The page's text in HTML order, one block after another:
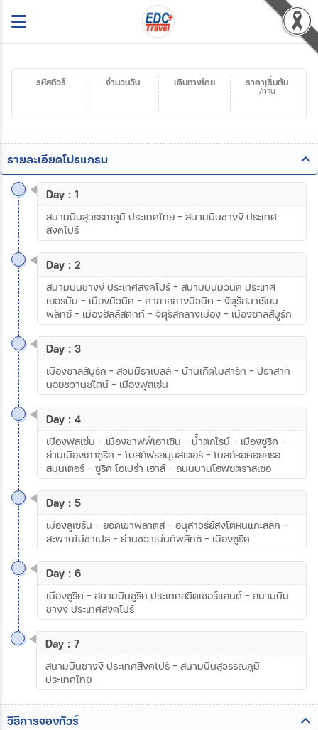
รหัสทัวร์ จำนวนวัน ราคาเริ่มต้น
/ท่าน
เดินทางโดย
รายละเอียดโปรแกรม
Day : 1
สนามบินสุวรรณภูมิ ประเทศไทย - สนามบินชางงี ประเทศ
สิงคโปร์
Day : 2
สนามบินชางงี ประเทศสิงคโปร์ – สนามบินมิวนิค ประเทศ
เยอรมัน – เมืองมิวนิค – ศาลากลางมิวนิค – จัตุรัสมาเรียน
พลัทซ์ – เมืองฮัลล์สตัทท์ – จัตุรัสกลางเมือง – เมืองซาลส์บูร์ก
Day : 3
เมืองซาลส์บูร์ก – สวนมิราเบลล์ – บ้านเกิดโมสาร์ท – ปราสาท
นอยชวานซไตน์ – เมืองฟุสเซ่น
Day : 4
เมืองฟุสเซ่น – เมืองชาฟฟ์เฮาเซิน – น้ำตกไรน์ – เมืองซูริค –
ย่านเมืองเก่าซูริค – โบสถ์ฟรอมุนสเตอร์ – โบสถ์หอคอยกรอ
สมุนเตอร์ – ซูริค โอเปร่า เฮาส์ – ถนนบานโฮฟซตราสเซอ
Day : 5
เมืองลูเซิร์น – ยอดเขาพิลาตุส – อนุสาวรีย์สิงโตหินแกะสลัก –
สะพานไม้ชาเปล – ย่านชวาเน่นท์พลัทซ์ – เมืองซูริค
Day : 6
เมืองซูริค – สนามบินซูริค ประเทศสวิตเซอร์แลนด์ – สนามบิน
ชางงี ประเทศสิงคโปร์
Day : 7
สนามบินชางงี ประเทศสิงคโปร์ – สนามบินสุวรรณภูมิ
ประเทศไทย
วิธีการจองทัวร์